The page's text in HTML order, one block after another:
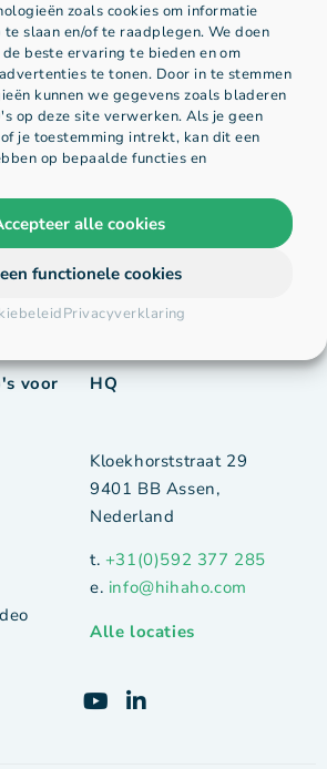
zoals cookies om informatie
slaan en/of te raadplegen. We doen
beste ervaring te bieden en om
te tonen. Door in te stemmen
kunnen we gegevens zoals bladeren
op deze site verwerken. Als je geen
je toestemming intrekt, kan dit een
op bepaalde functies en
alle cookies
functionele cookies
Privacyverklaring
Organisatie
hihaho team
vacatures
contact
voor HQ
Kloekhorststraat 29
9401 BB Assen,
Nederland
t. +31(0)592 377 285
e. info@hihaho.com
Alle locaties